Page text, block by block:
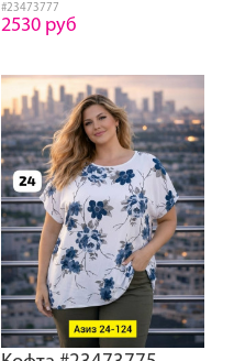
#23473777
2530 руб